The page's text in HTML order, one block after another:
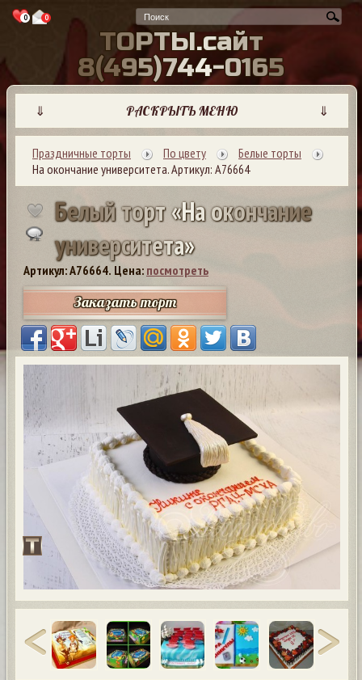
0 0
ТОРТЫ.сайт
8(495)744-0165
⇓ РАСКРЫТЬ МЕНЮ ⇓
Праздничные торты По цвету
Белые торты
На окончание университета. Артикул: А76664
Белыйторт«Наокончание
университета»
Артикул: A76664. Цена: посмотреть
Заказать торт